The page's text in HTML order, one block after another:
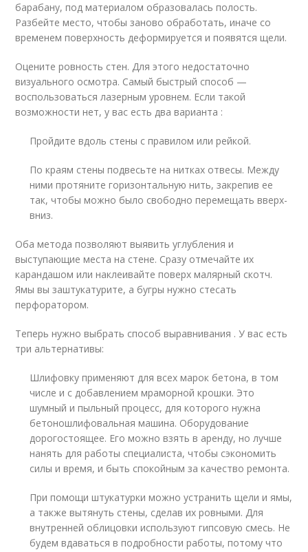
барабану, под материалом образовалась полость.
Разбейте место, чтобы заново обработать, иначе со
временем поверхность деформируется и появятся щели.
Оцените ровность стен. Для этого недостаточно
визуального осмотра. Самый быстрый способ —
воспользоваться лазерным уровнем. Если такой
возможности нет, у вас есть два варианта :
Пройдите вдоль стены с правилом или рейкой.
По краям стены подвесьте на нитках отвесы. Между
ними протяните горизонтальную нить, закрепив ее
так, чтобы можно было свободно перемещать вверх-
вниз.
Оба метода позволяют выявить углубления и
выступающие места на стене. Сразу отмечайте их
карандашом или наклеивайте поверх малярный скотч.
Ямы вы заштукатурите, а бугры нужно стесать
перфоратором.
Теперь нужно выбрать способ выравнивания . У вас есть
три альтернативы:
Шлифовку применяют для всех марок бетона, в том
числе и с добавлением мраморной крошки. Это
шумный и пыльный процесс, для которого нужна
бетоношлифовальная машина. Оборудование
дорогостоящее. Его можно взять в аренду, но лучше
нанять для работы специалиста, чтобы сэкономить
силы и время, и быть спокойным за качество ремонта.
При помощи штукатурки можно устранить щели и ямы,
а также вытянуть стены, сделав их ровными. Для
внутренней облицовки используют гипсовую смесь. Не
будем вдаваться в подробности работы, потому что